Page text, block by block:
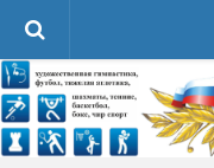
Новости
Сведения об